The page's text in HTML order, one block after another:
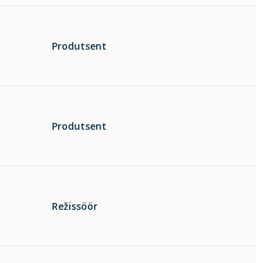
Produtsent
Produtsent
Režissöör